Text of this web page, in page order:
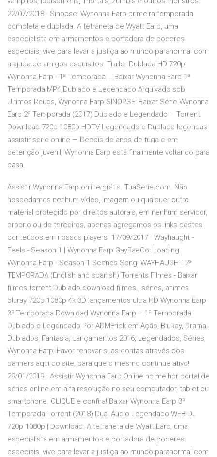
22/07/2018 · Sinopse: Wynonna Earp primeira temporada
completa e dublada. A tetraneta de Wyatt Earp, uma
especialista em armamentos e portadora de poderes
especiais, vive para levar a justiça ao mundo paranormal com
a ajuda de amigos esquisitos. Trailer Dublada HD 720p.
Wynonna Earp - 1ª Temporada … Baixar Wynonna Earp 1ª
Temporada MP4 Dublado e Legendado Arquivado sob
Ultimos Reups, Wynonna Earp SINOPSE: Baixar Série Wynonna
Earp 2ª Temporada (2017) Dublado e Legendado – Torrent
Download 720p 1080p HDTV Legendado e Dublado legendas
assistir serie online — Depois de anos de fuga e em
detenção juvenil, Wynonna Earp está finalmente voltando para
casa.
Assistir Wynonna Earp online grátis. TuaSerie.com. Não
hospedamos nenhum vídeo, imagem ou qualquer outro
material protegido por direitos autorais, em nenhum servidor,
próprio ou de terceiros, apenas agregamos os links destes
conteúdos em nossos players. 17/09/2017 · Wayhaught -
Feels - Season 1 | Wynonna Earp GayBaeCo. Loading
Wynonna Earp - Season 1 Scenes Song: WAYHAUGHT 2ª
TEMPORADA (English and spanish) Torrents Filmes - Baixar
filmes torrent Dublado download filmes , séries, animes
bluray 720p 1080p 4k 3D lançamentos ultra HD Wynonna Earp
3ª Temporada Download Wynonna Earp – 1ª Temporada
Dublado e Legendado Por ADMErick em Ação, BluRay, Drama,
Dublados, Fantasia, Lançamentos 2016, Legendados, Séries,
Wynonna Earp; Favor renovar suas contas através dos
banners aqui do site, para que o mesmo continue ativo!
29/01/2019 · Assistir Wynonna Earp Online no melhor portal de
séries online em alta resolução no seu computador, tablet ou
smartphone. CLIQUE e confira! Baixar Wynonna Earp 3ª
Temporada Torrent (2018) Dual Áudio Legendado WEB-DL
720p 1080p | Download. A tetraneta de Wyatt Earp, uma
especialista em armamentos e portadora de poderes
especiais, vive para levar a justiça ao mundo paranormal com